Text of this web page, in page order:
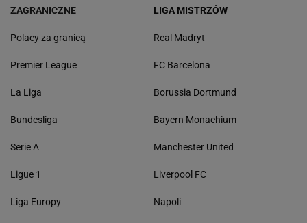
ZAGRANICZNE
Polacy za granicą
Premier League
La Liga
Bundesliga
Serie A
Ligue 1
Liga Europy
LIGA MISTRZÓW
Real Madryt
FC Barcelona
Borussia Dortmund
Bayern Monachium
Manchester United
Liverpool FC
Napoli